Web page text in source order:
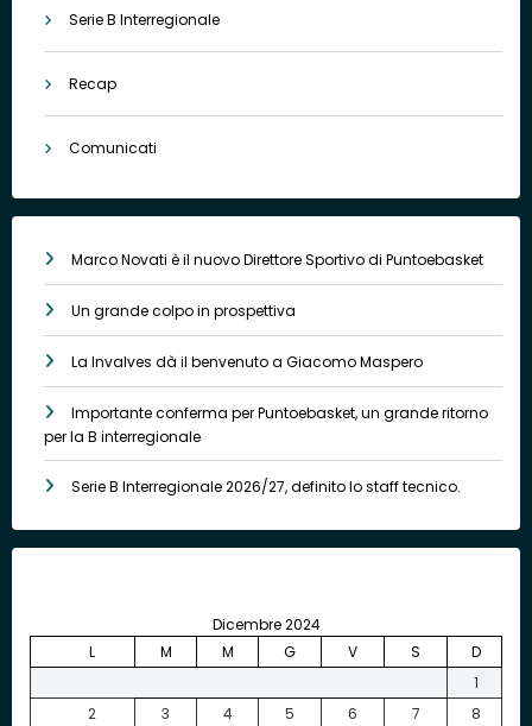
Serie B Interregionale
Recap
Comunicati
Marco Novati è il nuovo Direttore Sportivo di Puntoebasket
Un grande colpo in prospettiva
La Invalves dà il benvenuto a Giacomo Maspero
Importante conferma per Puntoebasket, un grande ritorno
per la B interregionale
Serie B Interregionale 2026/27, definito lo staff tecnico.
Dicembre 2024
L
M M G V S
D
1
2
3 4 5 6 7
8